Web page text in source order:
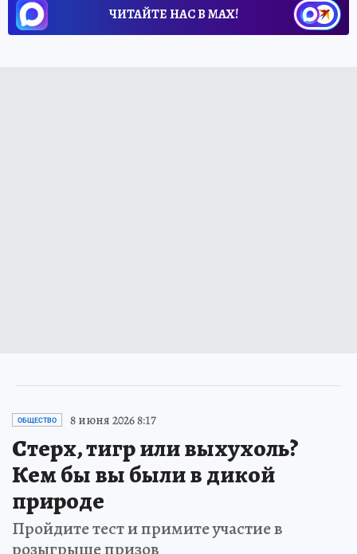
ЧИТАЙТЕ НАС В МАХ!
ОБЩЕСТВО 8 июня 2026 8:17
Стерх, тигр или выхухоль?
Кем бы вы были в дикой
природе
Пройдите тест и примите участие в
розыгрыше призов